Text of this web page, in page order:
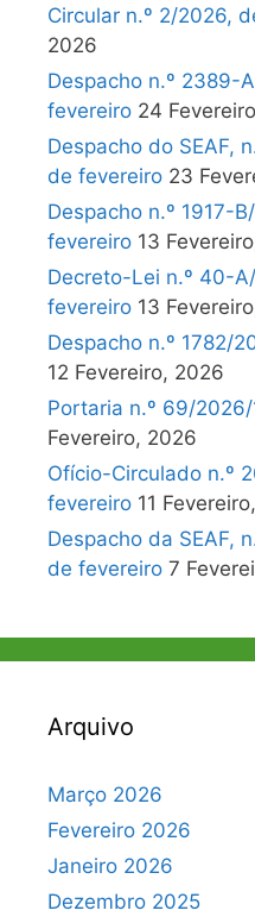
Circular n.º 2/2026,
2026
Despacho n.º 2389-
fevereiro 24
Despacho do SEAF,
de fevereiro 23
Despacho n.º 1917-
fevereiro 13
Decreto-Lei n.º 40-
fevereiro 13
Despacho n.º 1782/
12 Fevereiro, 2026
Portaria n.º 69/
Fevereiro, 2026
Ofício-Circulado n.º
fevereiro 11
Despacho da SEAF,
de fevereiro 7
Arquivo
Março 2026
Fevereiro 2026
Janeiro 2026
Dezembro 2025